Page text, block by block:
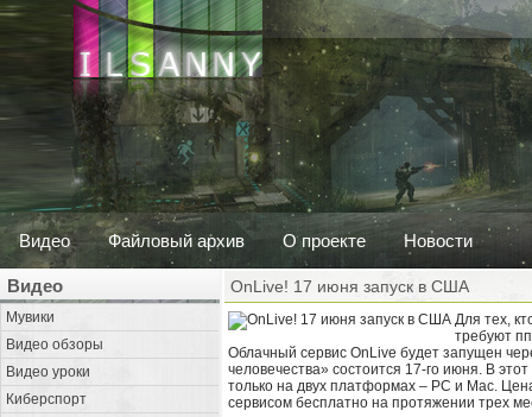
Видео Файловый архив О проекте Новости
Видео
Мувики
Видео обзоры
Видео уроки
Киберспорт
OnLive! 17 июня запуск в США
Для тех,
требуют
Облачный сервис OnLive будет запущен
человечества» состоится 17-го июня. В
только на двух платформах – PC и Mac.
сервисом бесплатно на протяжении трех